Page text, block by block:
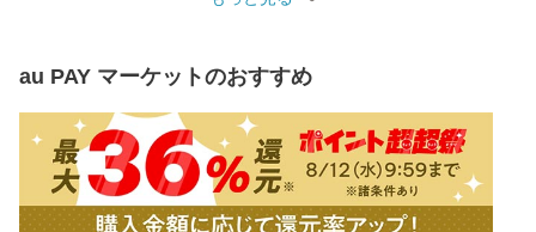
au PAY マーケットのおすすめ